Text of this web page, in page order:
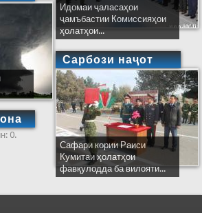
0.
Идомаи ҷаласаҳои
ҷамъбастии Комиссияҳои
ҳолатҳои...
Сарбози наҷот
Сафари кории Раиси
Кумитаи ҳолатҳои
фавқулодда ба вилояти...